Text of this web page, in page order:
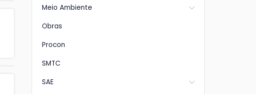
Meio Ambiente
Obras
Procon
SMTC
SAE